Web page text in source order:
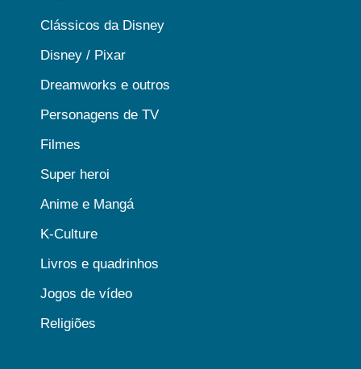
Clássicos da Disney
Disney / Pixar
Dreamworks e outros
Personagens de TV
Filmes
Super heroi
Anime e Mangá
K-Culture
Livros e quadrinhos
Jogos de vídeo
Religiões